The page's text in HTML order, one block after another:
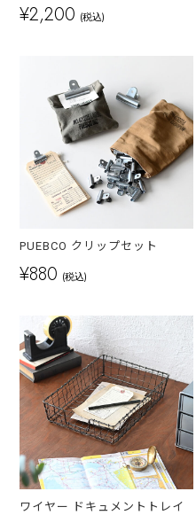
¥2,200 (税込)
PUEBCO クリップセット
¥880 (税込)
ワイヤー ドキュメントトレイ